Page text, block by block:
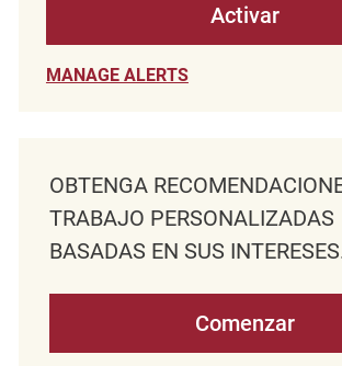
Activar
MANAGE ALERTS
OBTENGA
TRABAJO PERSONALIZADAS
BASADAS EN SUS
Comenzar